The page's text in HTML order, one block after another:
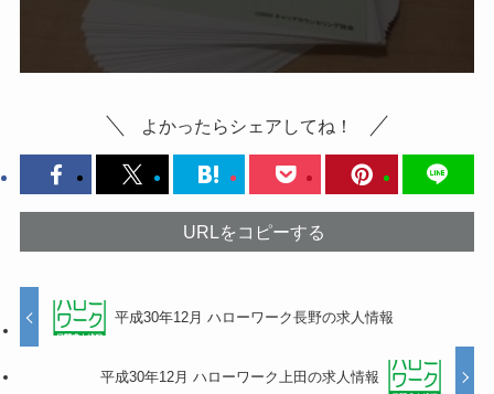
よかったらシェアしてね！
URLをコピーする
平成30年12月 ハローワーク長野の求人情報
平成30年12月 ハローワーク上田の求人情報